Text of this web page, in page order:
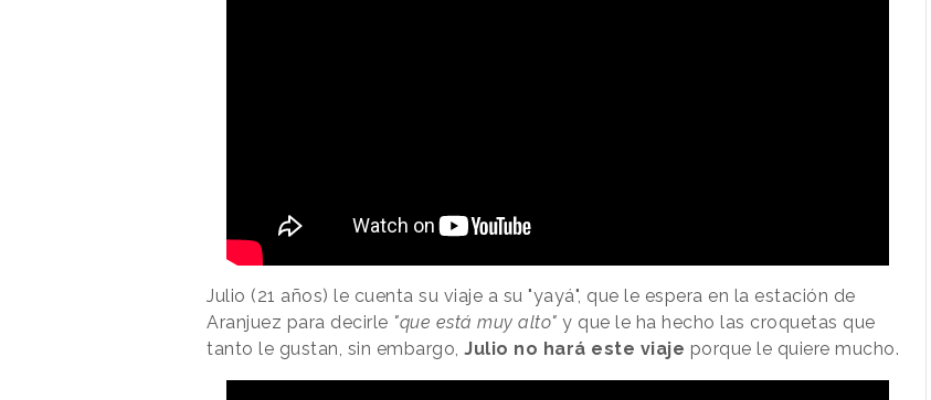
Julio (21 años) le cuenta su viaje a su "yayá", que le espera en la estación de
Aranjuez para decirle "que está muy alto" y que le ha hecho las croquetas que
tanto le gustan, sin embargo, Julio no hará este viaje porque le quiere mucho.